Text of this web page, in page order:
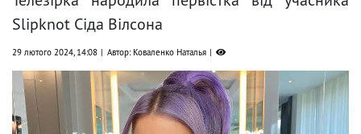
Slipknot Сіда Вілсона
29 лютого 2024, 14:08 Автор: Коваленко Наталья